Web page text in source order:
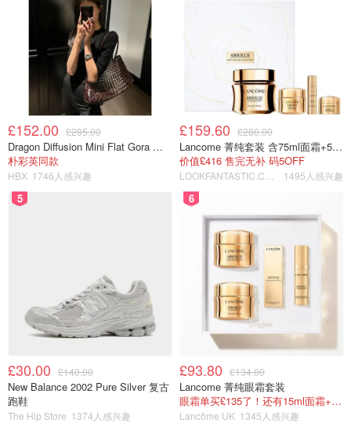
£152.00 £295.00
Dragon Diffusion Mini Flat Gora 深棕色手提包
朴彩英同款
HBX 1746人感兴趣
£159.60 £280.00
Lancome 菁纯套装 含75ml面霜+5ml精华+5ml眼霜
价值£416 售完无补 码5OFF
1495人感兴趣
5
£30.00 £140.00
New Balance 2002 Pure Silver 复古
跑鞋
The Hip Store 1374人感兴趣
6
£93.80 £134.00
Lancome 菁纯眼霜套装
眼霜单买£135了！还有15ml面霜+5ml精华~！
Lancôme UK 1345人感兴趣